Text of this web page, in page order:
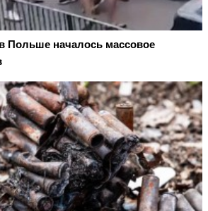
Польше началось массовое